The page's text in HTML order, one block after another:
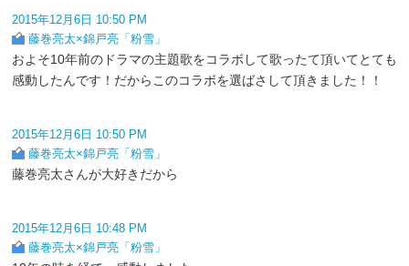
2015年12月6日 10:50 PM
藤巻亮太×錦戸亮「粉雪」
およそ10年前のドラマの主題歌をコラボして歌ったて頂いてとても
感動したんです！だからこのコラボを選ばさして頂きました！！
2015年12月6日 10:50 PM
藤巻亮太×錦戸亮「粉雪」
藤巻亮太さんが大好きだから
2015年12月6日 10:48 PM
藤巻亮太×錦戸亮「粉雪」